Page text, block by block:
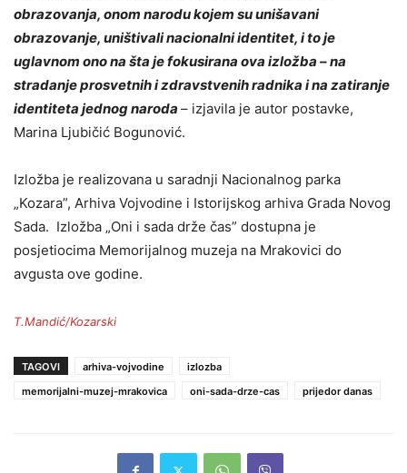
obrazovanja, onom narodu kojem su unišavani
obrazovanje, uništivali nacionalni identitet, i to je
uglavnom ono na šta je fokusirana ova izložba – na
stradanje prosvetnih i zdravstvenih radnika i na zatiranje
identiteta jednog naroda – izjavila je autor postavke,
Marina Ljubičić Bogunović.
Izložba je realizovana u saradnji Nacionalnog parka
„Kozara”, Arhiva Vojvodine i Istorijskog arhiva Grada Novog
Sada. Izložba „Oni i sada drže čas” dostupna je
posjetiocima Memorijalnog muzeja na Mrakovici do
avgusta ove godine.
T.Mandić/Kozarski
TAGOVI arhiva-vojvodine
izlozba
memorijalni-muzej-mrakovica
oni-sada-drze-cas prijedor danas